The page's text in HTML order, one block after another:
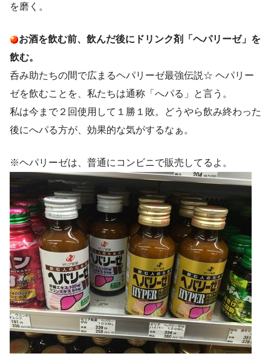
を磨く。
お酒を飲む前、飲んだ後にドリンク剤「ヘパリーゼ」を
飲む。
呑み助たちの間で広まるヘパリーゼ最強伝説☆ ヘパリー
ゼを飲むことを、私たちは通称「へパる」と言う。
私は今まで２回使用して１勝１敗。どうやら飲み終わった
後にへパる方が、効果的な気がするなぁ。
※ヘパリーゼは、普通にコンビニで販売してるよ。